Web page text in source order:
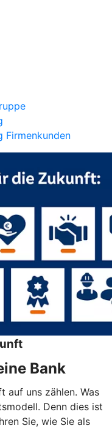
Firmenkunden
Bank
auf uns zählen. Was
Denn dies ist
Sie, wie Sie als